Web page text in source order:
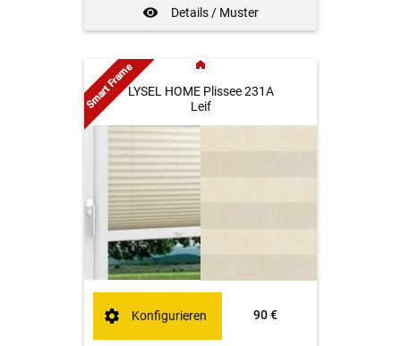
Details / Muster
LYSEL HOME Plissee 231A
Leif
90 €
Konfigurieren
Smart Frame